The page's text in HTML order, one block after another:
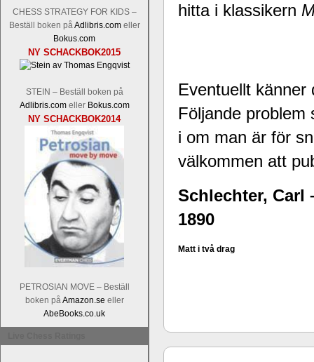
CHESS STRATEGY FOR KIDS –
Beställ boken påAdlibris.comeller
Bokus.com
NY SCHACKBOK2015
STEIN – Beställ boken på
Adlibris.comeller Bokus.com
NY SCHACKBOK2014
PETROSIAN MOVE – Beställ
boken påAmazon.se eller
AbeBooks.co.uk
en förfrågan av författarna.
betänketiden så schack bör
Frilansjournalisten och
boken i ur och skur och den har
djupintervjuer medOkpuoch
Uffes angreppspartier med
Tata Steel-turneringenshemsida
uppnått allt som kan uppnås som
hitta i klassikern
Eventuellt känner
Följande
i om man är för
välkommen att
Schlechter, Carl
1890
Matt i två drag